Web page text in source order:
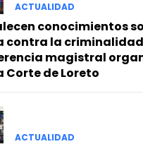
ACTUALIDAD
conocimientos
contra la
magistral
Corte de Loreto
ACTUALIDAD